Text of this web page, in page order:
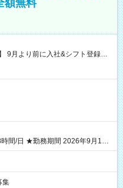
額無料
9月より前に入社&シフト登録す
がUP! 日給1万1500円でしっか
試用期間なし
間/日 ★勤務期間 2026年9月16
期間中フル勤務できる方優遇
) ※期間前から勤務スタートも可
集